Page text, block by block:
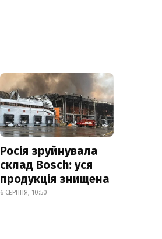
Росія зруйнувала
склад Bosch: уся
продукція знищена
6 СЕРПНЯ, 10:50